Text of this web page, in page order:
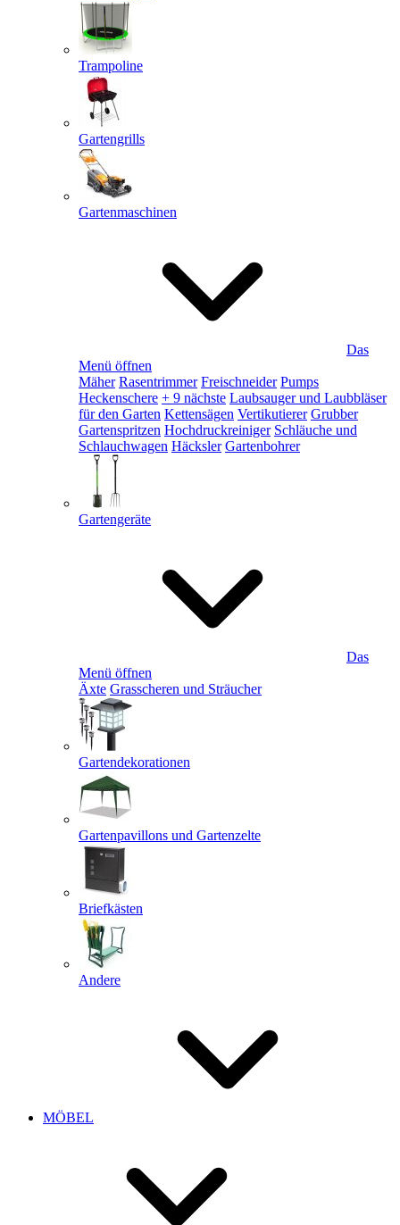
Trampoline
Gartengrills
Gartenmaschinen
Das
Menü öffnen
Mäher Rasentrimmer Freischneider Pumps
Heckenschere + 9 nächste Laubsauger und Laubbläser
für den Garten Kettensägen Vertikutierer Grubber
Gartenspritzen Hochdruckreiniger Schläuche und
Schlauchwagen Häcksler Gartenbohrer
Gartengeräte
Das
Menü öffnen
Äxte Grasscheren und Sträucher
Gartendekorationen
Gartenpavillons und Gartenzelte
Briefkästen
Andere
MÖBEL